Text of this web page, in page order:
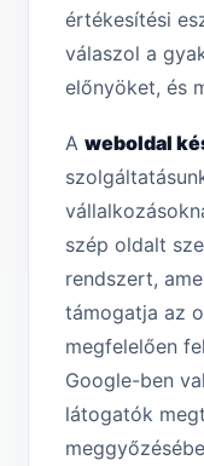
értékesítési
válaszol a
előnyöket, és
A weboldal
szép oldalt
rendszert,
támogatja az
megfelelően
Google-ben
látogatók